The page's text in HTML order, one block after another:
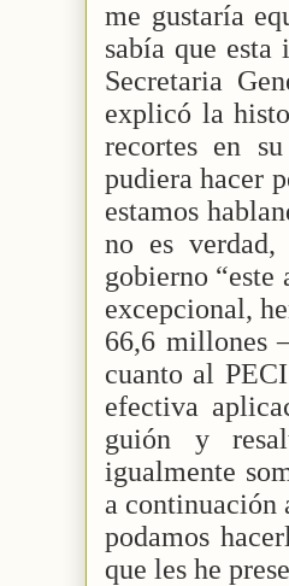
me gustaría
sabía que esta
Secretaria
explicó la
recortes en
pudiera hacer
estamos
no es
gobierno “este
excepcional,
66,6 millones
cuanto al
efectiva
guión y
igualmente
a continuación
podamos
que les he